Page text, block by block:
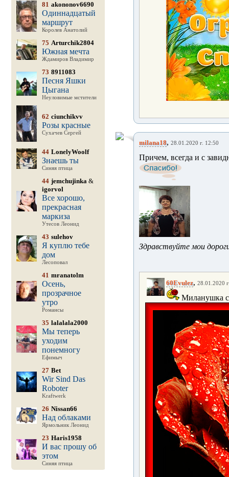
81 akononov6690
Одиннадцатый
маршрут
Королев Анатолий
75 Arturchik2804
Южная мечта
Ждамиров Владимир
73 8911083
Песня Яшки
Цыгана
Неуловимые мстители
62 ciunchikvv
Розы красные
Сухачев Сергей
44 LonelyWoolf
Знаешь ты
Синяя птица
44 jemchujinka&
igorvol
Все хорошо,
прекрасная
маркиза
Утесов Леонид
43 sulehov
Я куплю тебе
дом
Лесоповал
41 mranatolm
Осень,
прозрачное
утро
Романсы
35 lalalala2000
Мы теперь
уходим
понемногу
Ефимыч
27 Bet
Wir Sind Das
Roboter
Kraftwerk
26 Nissan66
Над облаками
Ярмольник Леонид
23 Haris1958
И вас прошу об
этом
Синяя птица
milana18, 28.01.2020 г. 12:50
Причем, всегда и с
Здравствуйте мои
60Evulez, 28.01.2020
Миланушка